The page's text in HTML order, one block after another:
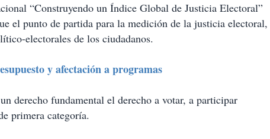
“Construyendo un Índice Global de Justicia Electoral”
el punto de partida para la medición de la justicia electoral,
electorales de los ciudadanos.
y afectación a programas
derecho fundamental el derecho a votar, a participar
primera categoría.